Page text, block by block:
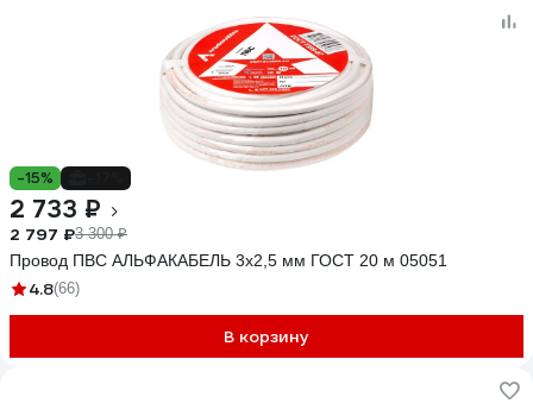
-15%
2 733 ₽
2 797 ₽3 300 ₽
Провод ПВС АЛЬФАКАБЕЛЬ 3х2,5 мм ГОСТ 20 м 05051
4.8(66)
В корзину